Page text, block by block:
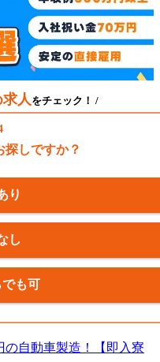
人 をチェック！ /
探しですか？
り
し
でも可